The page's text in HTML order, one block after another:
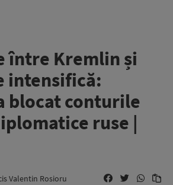
între Kremlin și
intensifică:
blocat conturile
ruse |
Valentin Rosioru